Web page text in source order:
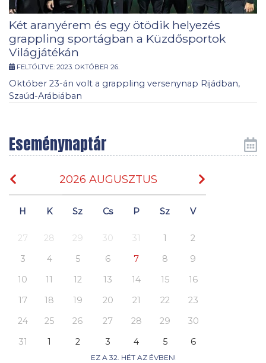
Két aranyérem és egy ötödik helyezés
grappling sportágban a Küzdősportok
Világjátékán
FELTÖLTVE: 2023. OKTÓBER 26.
Október 23-án volt a grappling versenynap Rijádban,
Szaúd-Arábiában
Eseménynaptár
2026 AUGUSZTUS
H K Sz Cs P Sz V
27 28 29 30 31 1
2
3
4 5 6 7 8
9
10
11 12 13 14 15
16
17
18 19 20 21 22
23
24
25 26 27 28 29
30
31
1 2 3 4 5 6
EZ A 32. HÉT AZ ÉVBEN!